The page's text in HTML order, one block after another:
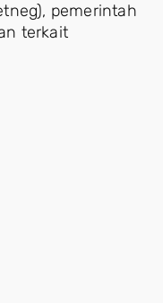
pemerintah
terkait